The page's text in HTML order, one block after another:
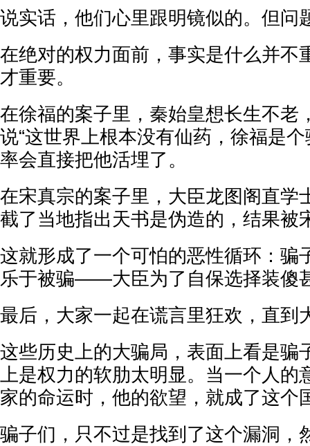
说实话，他们心里跟明镜似的。但问
在绝对的权力面前，事实是什么并不
才重要。
在徐福的案子里，秦始皇想长生不老
说“这世界上根本没有仙药，徐福是
率会直接把他活埋了。
在宋真宗的案子里，大臣龙图阁直学
截了当地指出天书是伪造的，结果被
这就形成了一个可怕的恶性循环：
乐于被骗——大臣为了自保选择装傻
最后，大家一起在谎言里狂欢，直到
这些历史上的大骗局，表面上看是骗
上是权力的软肋太明显。当一个人的
家的命运时，他的欲望，就成了这个
骗子们，只不过是找到了这个漏洞，